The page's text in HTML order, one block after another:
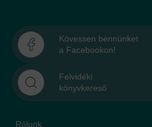
Kövessen bennünket
a Facebookon!
Felvidéki
könyvkereső
Rólunk